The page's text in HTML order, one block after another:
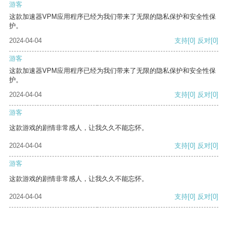
游客
这款加速器VPM应用程序已经为我们带来了无限的隐私保护和安全性保
护。
2024-04-04
支持[0] 反对[0]
游客
这款加速器VPM应用程序已经为我们带来了无限的隐私保护和安全性保
护。
2024-04-04
支持[0] 反对[0]
游客
这款游戏的剧情非常感人，让我久久不能忘怀。
2024-04-04 支持[0] 反对[0]
游客
这款游戏的剧情非常感人，让我久久不能忘怀。
2024-04-04 支持[0] 反对[0]